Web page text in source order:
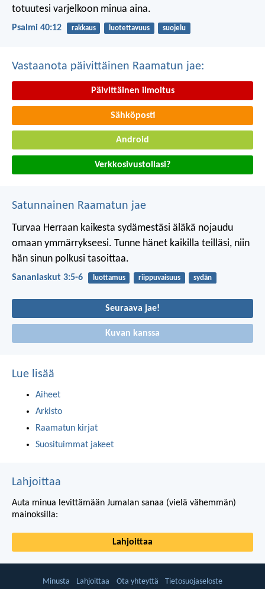
totuutesi varjelkoon minua aina.
Psalmi 40:12 rakkaus luotettavuus suojelu
Vastaanota päivittäinen Raamatun jae:
Päivittäinen ilmoitus
Sähköposti
Android
Verkkosivustollasi?
Satunnainen Raamatun jae
Turvaa Herraan kaikesta sydämestäsi äläkä nojaudu
omaan ymmärrykseesi. Tunne hänet kaikilla teilläsi, niin
hän sinun polkusi tasoittaa.
Sananlaskut 3:5-6 luottamus riippuvaisuus sydän
Seuraava jae!
Kuvan kanssa
Lue lisää
Aiheet
Arkisto
Raamatun kirjat
Suosituimmat jakeet
Lahjoittaa
Auta minua levittämään Jumalan sanaa (vielä vähemmän)
mainoksilla:
Lahjoittaa
Minusta Lahjoittaa Ota yhteyttä Tietosuojaseloste